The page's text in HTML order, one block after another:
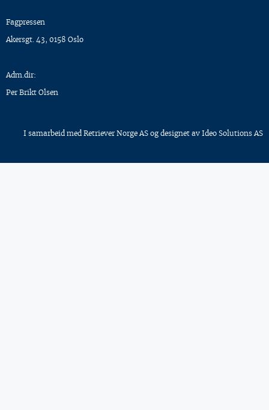
Fagpressen
Akersgt. 43, 0158 Oslo
Adm.dir:
Per Brikt Olsen
I samarbeid med Retriever Norge AS og designet av Ideo Solutions AS